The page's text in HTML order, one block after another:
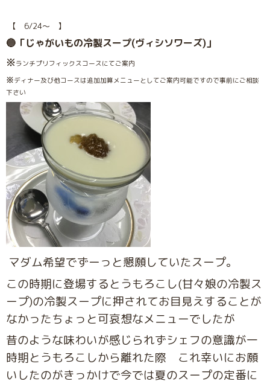
【 6/24〜 】
🔵「じゃがいもの冷製スープ(ヴィシソワーズ)」
※ランチプリフィックスコースにてご案内
※ディナー及び他コースは追加加算メニューとしてご案内可能ですので事前にご相談
下さい
マダム希望でずーっと懇願していたスープ。
この時期に登場するとうもろこし(甘々娘の冷製ス
ープ)の冷製スープに押されてお目見えすることが
なかったちょっと可哀想なメニューでしたが
昔のような味わいが感じられずシェフの意識が一
時期とうもろこしから離れた際 これ幸いにお願
いしたのがきっかけで今では夏のスープの定番に